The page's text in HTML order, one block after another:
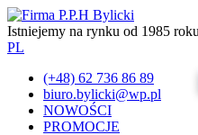
Istniejemy na rynku od 1985 roku
PL
(+48) 62 736 86 89
biuro.bylicki@wp.pl
NOWOŚCI
PROMOCJE